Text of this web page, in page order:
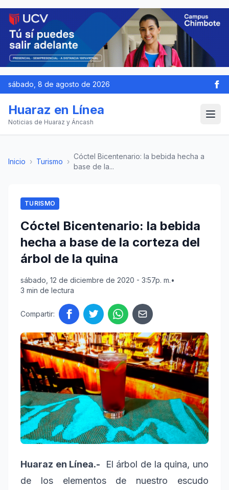
sábado, 8 de agosto de 2026
Huaraz en Línea
Noticias de Huaraz y Áncash
Inicio › Turismo ›
Cóctel Bicentenario: la bebida hecha a
base de la...
TURISMO
Cóctel Bicentenario: la bebida
hecha a base de la corteza del
árbol de la quina
sábado, 12 de diciembre de 2020 - 3:57p. m.•
3 min de lectura
Compartir:
Huaraz en Línea.-
El árbol de la quina, uno
de los elementos de nuestro escudo